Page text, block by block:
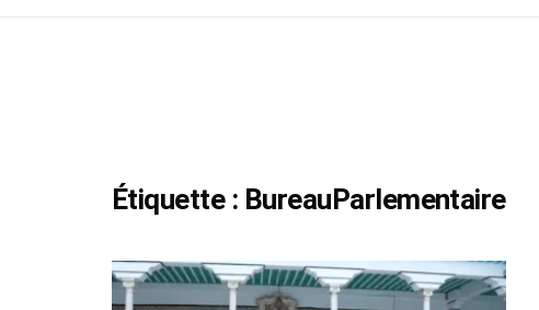
Étiquette : BureauParlementaire